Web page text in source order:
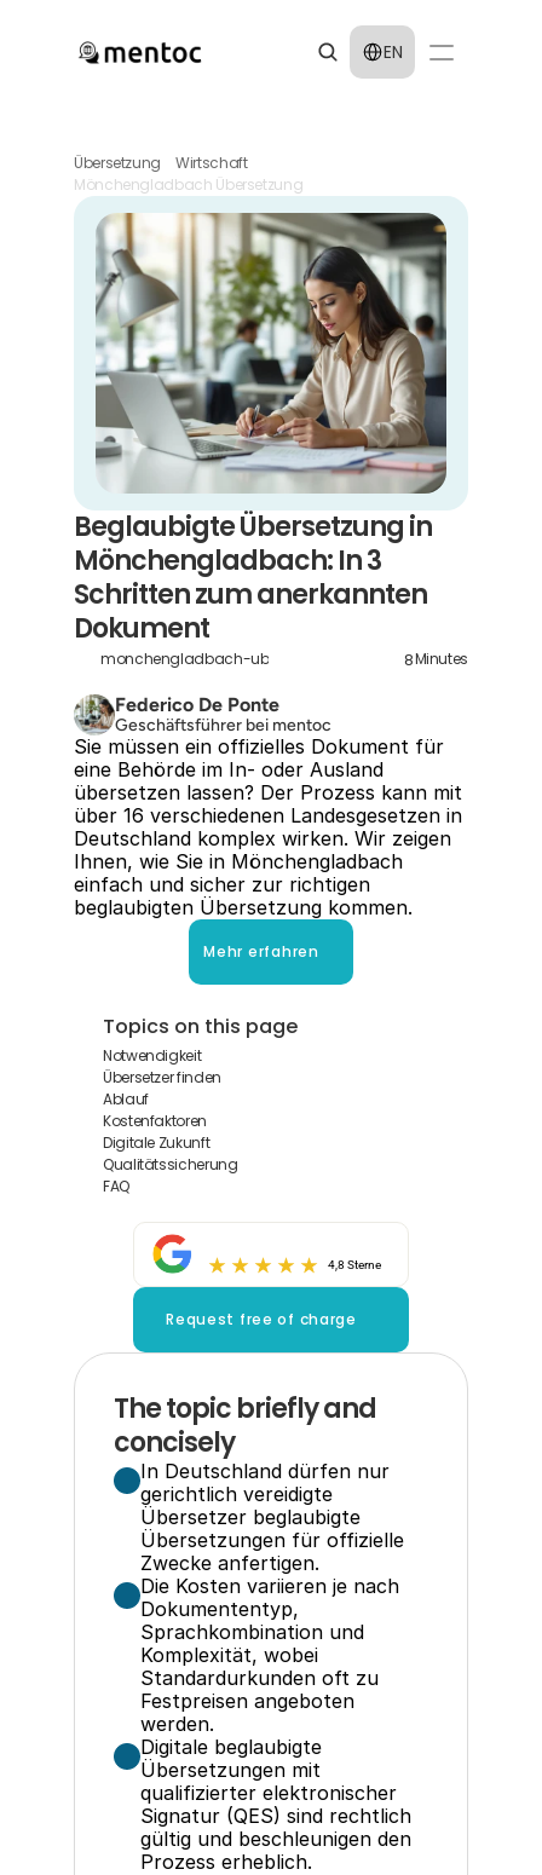
Select Language
EN
Übersetzung
Wirtschaft
Mönchengladbach Übersetzung
Beglaubigte Übersetzung in
Mönchengladbach: In 3
Schritten zum anerkannten
Dokument
monchengladbach-ubersetzung 8Minutes
Federico De Ponte
Geschäftsführer bei mentoc
Sie müssen ein offizielles Dokument für
eine Behörde im In- oder Ausland
übersetzen lassen? Der Prozess kann mit
über 16 verschiedenen Landesgesetzen in
Deutschland komplex wirken. Wir zeigen
Ihnen, wie Sie in Mönchengladbach
einfach und sicher zur richtigen
beglaubigten Übersetzung kommen.
Mehr erfahren
Topics on this page
Notwendigkeit
Übersetzer finden
Ablauf
Kostenfaktoren
Digitale Zukunft
Qualitätssicherung
FAQ
4,8 Sterne
Request free of charge
The topic briefly and
concisely
In Deutschland dürfen nur
gerichtlich vereidigte
Übersetzer beglaubigte
Übersetzungen für offizielle
Zwecke anfertigen.
Die Kosten variieren je nach
Dokumententyp,
Sprachkombination und
Komplexität, wobei
Standardurkunden oft zu
Festpreisen angeboten
werden.
Digitale beglaubigte
Übersetzungen mit
qualifizierter elektronischer
Signatur (QES) sind rechtlich
gültig und beschleunigen den
Prozess erheblich.